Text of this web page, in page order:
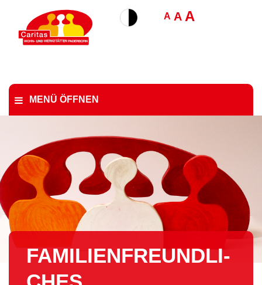
A A A
MENÜ ÖFFNEN
FA­MI­LI­EN­FREUND­LI­